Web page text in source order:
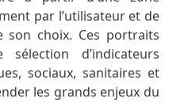
par l’utilisateur et de
choix. Ces portraits
d’indicateurs
sociaux, sanitaires et
les grands enjeux du